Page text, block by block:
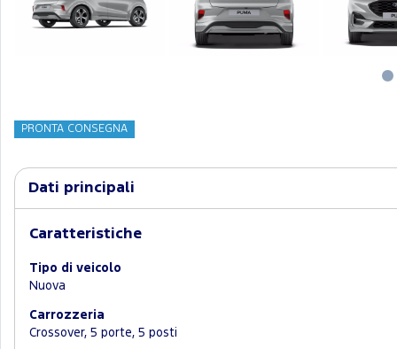
PRONTA CONSEGNA
Dati principali
Caratteristiche
Tipo di veicolo
Nuova
Carrozzeria
Crossover, 5 porte, 5 posti